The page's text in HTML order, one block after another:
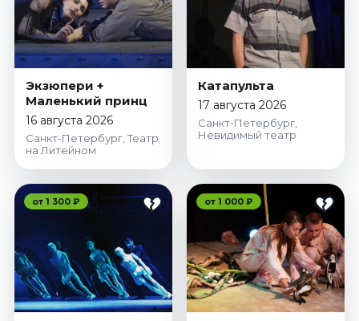
Экзюпери +
Маленький принц
16 августа 2026
Санкт-Петербург, Театр
на Литейном
Катапульта
17 августа 2026
Санкт-Петербург,
Невидимый театр
от 1 300 ₽ от 1 000 ₽